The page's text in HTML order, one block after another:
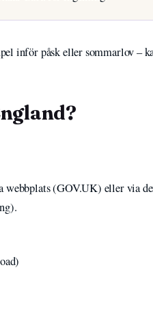
inför påsk eller sommarlov –
(GOV.UK) eller via